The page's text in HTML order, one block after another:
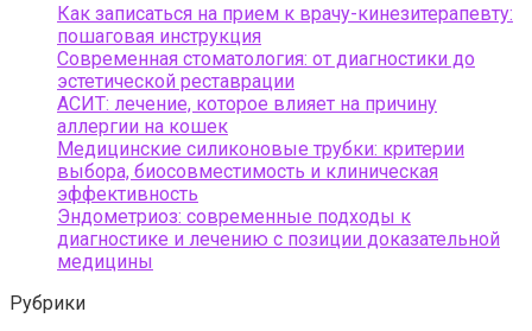
Как записаться на прием к врачу-кинезитерапевту:
пошаговая инструкция
Современная стоматология: от диагностики до
эстетической реставрации
АСИТ: лечение, которое влияет на причину
аллергии на кошек
Медицинские силиконовые трубки: критерии
выбора, биосовместимость и клиническая
эффективность
Эндометриоз: современные подходы к
диагностике и лечению с позиции доказательной
медицины
Рубрики